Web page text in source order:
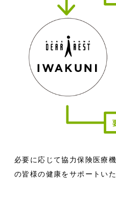
必要に応じて協力保険医療
の皆様の健康をサポートいた